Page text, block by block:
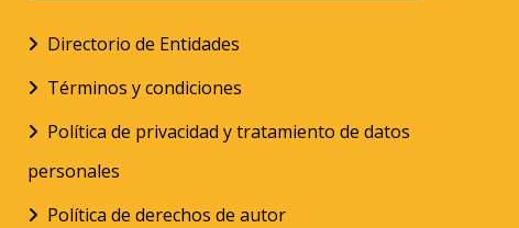
Directorio de Entidades
Términos y condiciones
Política de privacidad y tratamiento de datos
personales
Política de derechos de autor